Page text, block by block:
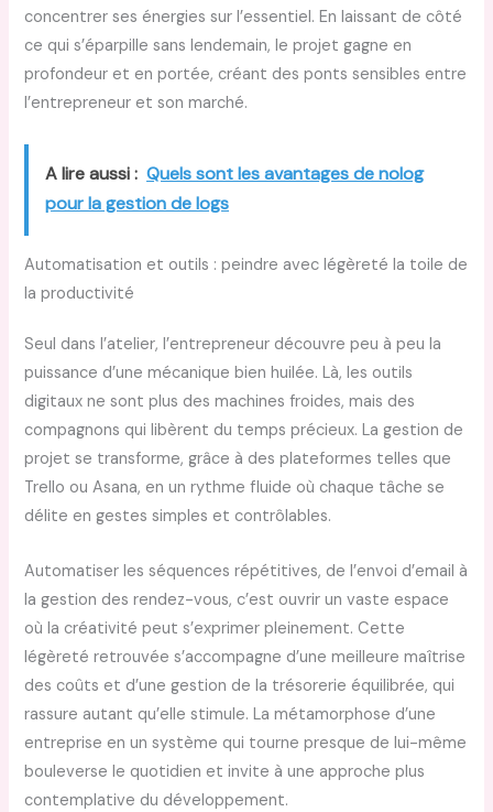
concentrer ses énergies sur l’essentiel. En laissant de côté
ce qui s’éparpille sans lendemain, le projet gagne en
profondeur et en portée, créant des ponts sensibles entre
l’entrepreneur et son marché.
A lire aussi : Quels sont les avantages de nolog
pour la gestion de logs
Automatisation et outils : peindre avec légèreté la toile de
la productivité
Seul dans l’atelier, l’entrepreneur découvre peu à peu la
puissance d’une mécanique bien huilée. Là, les outils
digitaux ne sont plus des machines froides, mais des
compagnons qui libèrent du temps précieux. La gestion de
projet se transforme, grâce à des plateformes telles que
Trello ou Asana, en un rythme fluide où chaque tâche se
délite en gestes simples et contrôlables.
Automatiser les séquences répétitives, de l’envoi d’email à
la gestion des rendez-vous, c’est ouvrir un vaste espace
où la créativité peut s’exprimer pleinement. Cette
légèreté retrouvée s’accompagne d’une meilleure maîtrise
des coûts et d’une gestion de la trésorerie équilibrée, qui
rassure autant qu’elle stimule. La métamorphose d’une
entreprise en un système qui tourne presque de lui-même
bouleverse le quotidien et invite à une approche plus
contemplative du développement.